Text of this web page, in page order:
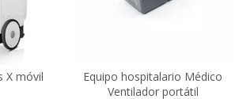
X móvil
Equipo hospitalario Médico
Ventilador portátil